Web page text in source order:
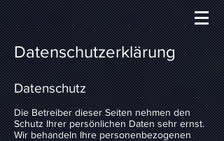
Datenschutzerklärung
Datenschutz
Die Betreiber dieser Seiten nehmen den
Schutz Ihrer persönlichen Daten sehr ernst.
Wir behandeln Ihre personenbezogenen